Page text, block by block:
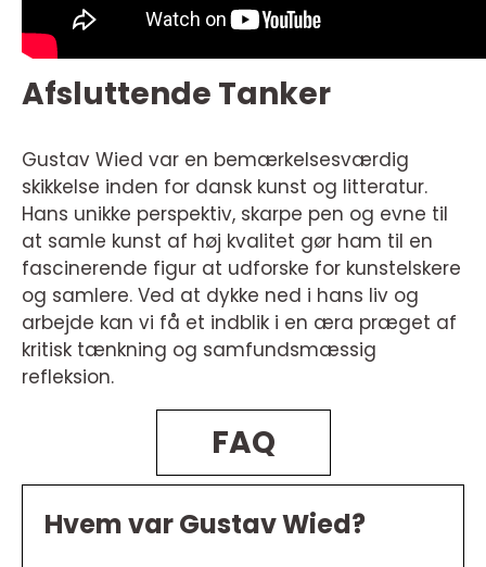
Afsluttende Tanker
Gustav Wied var en bemærkelsesværdig
skikkelse inden for dansk kunst og litteratur.
Hans unikke perspektiv, skarpe pen og evne til
at samle kunst af høj kvalitet gør ham til en
fascinerende figur at udforske for kunstelskere
og samlere. Ved at dykke ned i hans liv og
arbejde kan vi få et indblik i en æra præget af
kritisk tænkning og samfundsmæssig
refleksion.
FAQ
Hvem var Gustav Wied?